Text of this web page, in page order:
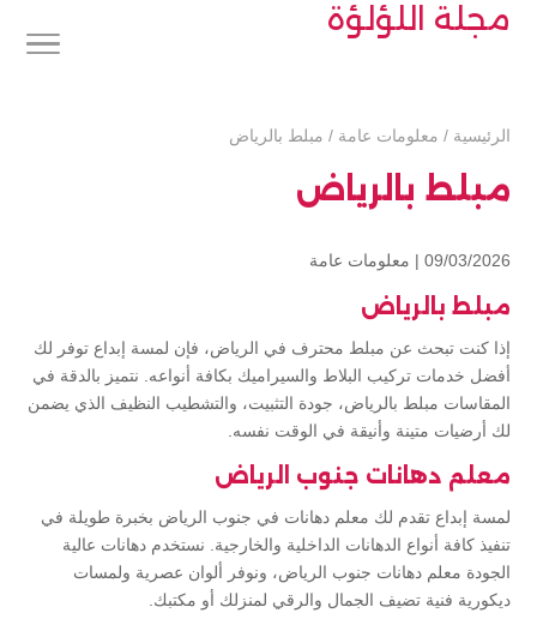
مجلة اللؤلؤة
الرئيسية / معلومات عامة / مبلط بالرياض
مبلط بالرياض
09/03/2026 | معلومات عامة
مبلط بالرياض
إذا كنت تبحث عن مبلط محترف في الرياض، فإن لمسة إبداع توفر لك
أفضل خدمات تركيب البلاط والسيراميك بكافة أنواعه. نتميز بالدقة في
المقاسات مبلط بالرياض، جودة التثبيت، والتشطيب النظيف الذي يضمن
لك أرضيات متينة وأنيقة في الوقت نفسه.
معلم دهانات جنوب الرياض
لمسة إبداع تقدم لك معلم دهانات في جنوب الرياض بخبرة طويلة في
تنفيذ كافة أنواع الدهانات الداخلية والخارجية. نستخدم دهانات عالية
الجودة معلم دهانات جنوب الرياض، ونوفر ألوان عصرية ولمسات
ديكورية فنية تضيف الجمال والرقي لمنزلك أو مكتبك.